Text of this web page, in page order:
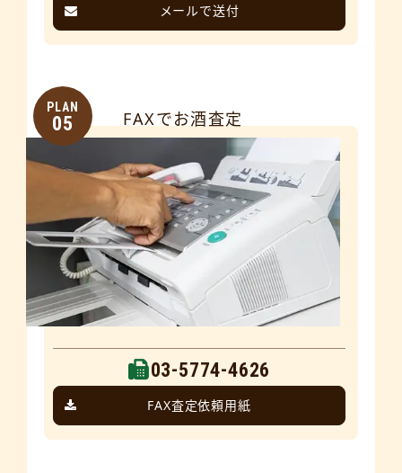
メールで送付
PLAN
05 FAXでお酒査定
03-5774-4626
FAX査定依頼用紙